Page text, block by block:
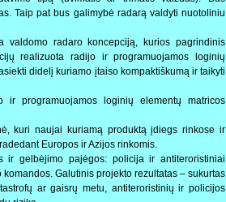
Taip pat bus galimybė radarą valdyti nuotoliniu
valdomo radaro koncepciją, kurios pagrindinis
realizuota radijo ir programuojamos loginių
didelį kuriamo įtaiso kompaktiškumą ir taikyti
ir programuojamos loginių elementų matricos
kuri naujai kuriamą produktą įdiegs rinkose ir
Europos ir Azijos rinkomis.
ir gelbėjimo pajėgos: policija ir antiteroristiniai
Galutinis projekto rezultatas – sukurtas
ar gaisrų metu, antiteroristinių ir policijos